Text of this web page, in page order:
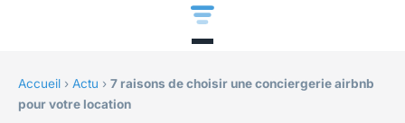
Accueil › Actu › 7 raisons de choisir une conciergerie airbnb
pour votre location